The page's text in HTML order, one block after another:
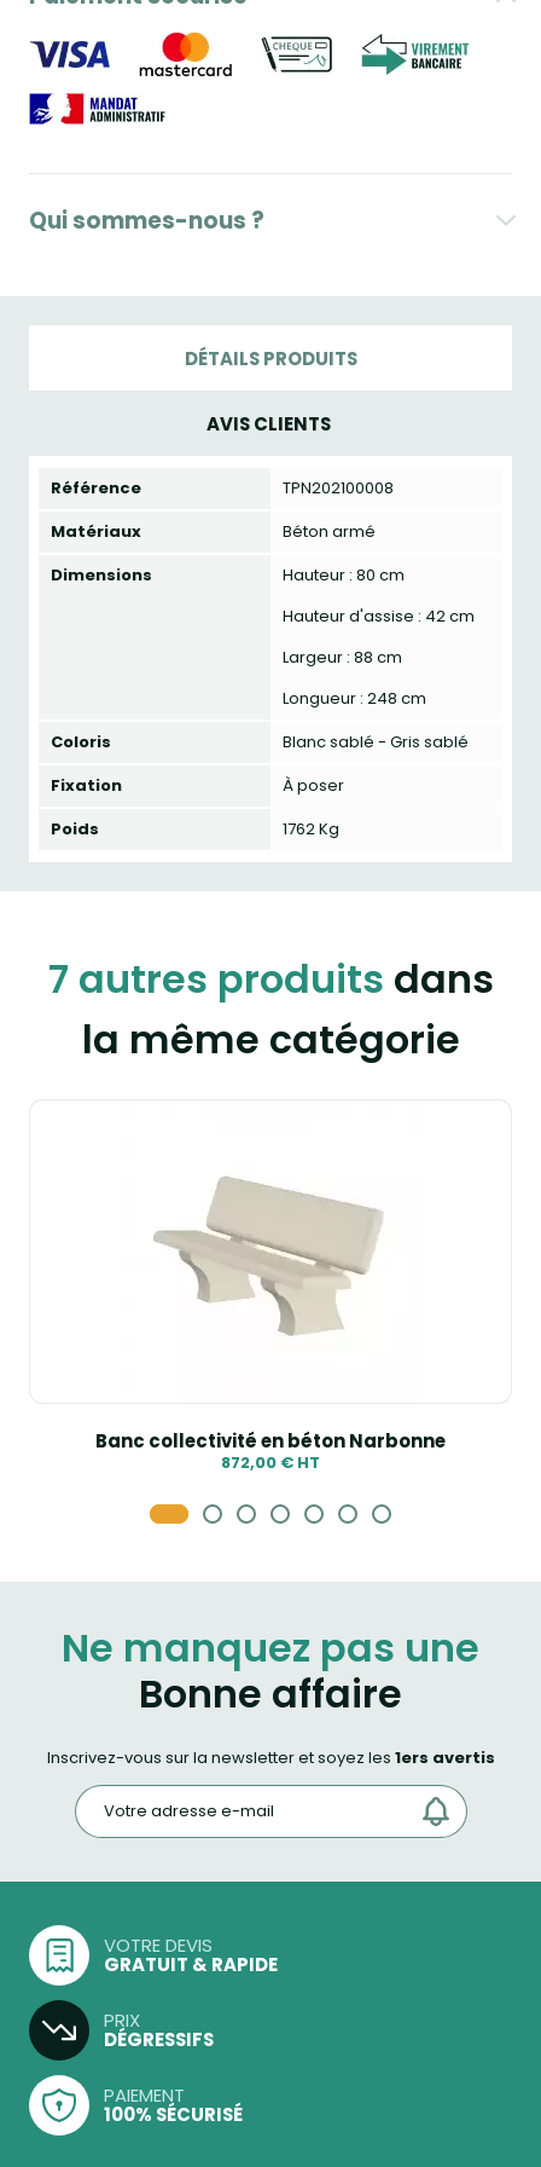
Qui sommes-nous ?
DÉTAILS PRODUITS
AVIS CLIENTS
Référence
TPN202100008
Matériaux
Béton armé
Dimensions
Hauteur : 80 cm
Hauteur d'assise : 42 cm
Largeur : 88 cm
Longueur : 248 cm
Coloris
Blanc sablé - Gris sablé
Fixation
À poser
Poids
1762 Kg
7 autres produits dans
la même catégorie
Banc collectivité en béton Narbonne
872,00 € HT
Ne manquez pas une
Bonne affaire
Inscrivez-vous sur la newsletter et soyez les 1ers avertis
VOTRE DEVIS
GRATUIT & RAPIDE
PRIX
DÉGRESSIFS
PAIEMENT
100% SÉCURISÉ